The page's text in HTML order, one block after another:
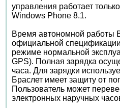
управления работает
Windows Phone 8.1.
Время автономной работы
официальной
режиме нормальной
GPS). Полная зарядка
часа. Для зарядки
Браслет имеет защиту от
Пользователь может
электронных наручных